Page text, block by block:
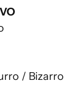
/ Bizarro